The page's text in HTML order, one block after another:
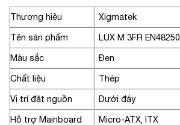
Thương hiệu
Xigmatek
Tên sản phẩm
LUX M 3FR EN48250
Màu sắc
Đen
Chất liệu
Thép
Vị trí đặt nguồn
Dưới đáy
Hỗ trợ Mainboard
Micro-ATX, ITX